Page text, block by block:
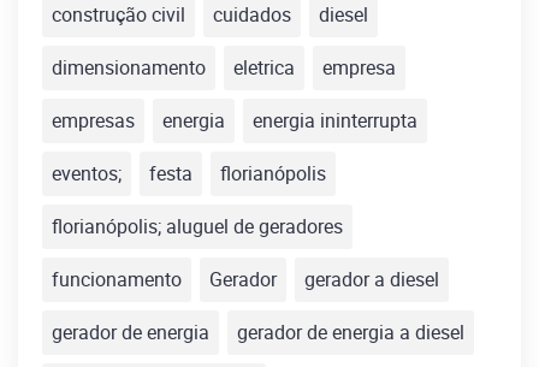
construção civil
cuidados
diesel
dimensionamento
eletrica
empresa
empresas
energia
energia ininterrupta
eventos;
festa
florianópolis
florianópolis; aluguel de geradores
funcionamento
Gerador
gerador a diesel
gerador de energia
gerador de energia a diesel